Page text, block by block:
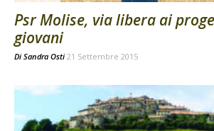
Psr Molise, via libera ai
giovani
Di Sandra Osti 21 Settembre 2015